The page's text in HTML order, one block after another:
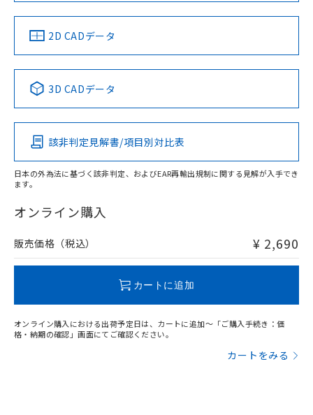
中国 RoHS 注意事項・凡例
Pb Hg Cd Cr(VI)
O
在庫等で未対応品が混在する可能性があります。
問い合わせください。
2D CADデータ
3D CADデータ
該非判定見解書/項目別対比表
日本の外為法に基づく該非判定、およびEAR再輸出規制に関する見解が入手でき
ます。
オンライン購入
販売価格（税込） ¥ 2,690
カートに追加
オンライン購入における出荷予定日は、カートに追加～「ご購入手続き：価
格・納期の確認」画面にてご確認ください。
カートをみる